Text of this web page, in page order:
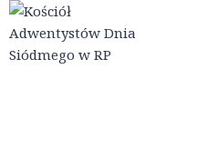
Przejdź
do
treści